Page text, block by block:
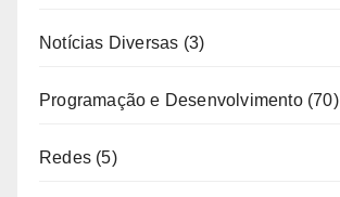
Notícias Diversas (3)
Programação e Desenvolvimento(70)
Redes (5)